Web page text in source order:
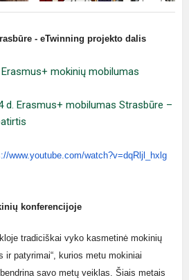
- eTwinning projekto dalis
mokinių mobilumas
d. Erasmus+ mobilumas Strasbūre –
www.youtube.com/watch?v=dqRljl_hxlg
konferencijoje
tradiciškai vyko kasmetinė mokinių
ir patyrimai“, kurios metu mokiniai
savo metų veiklas. Šiais metais